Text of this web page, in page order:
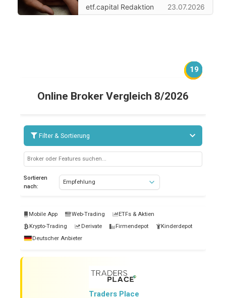
etf.capital Redaktion 23.07.2026